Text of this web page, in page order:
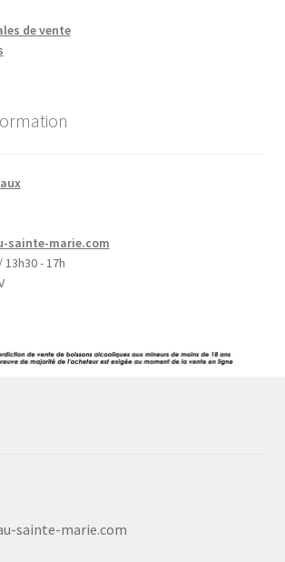
de vente
sainte-marie.com
13h30 - 17h
sainte-marie.com